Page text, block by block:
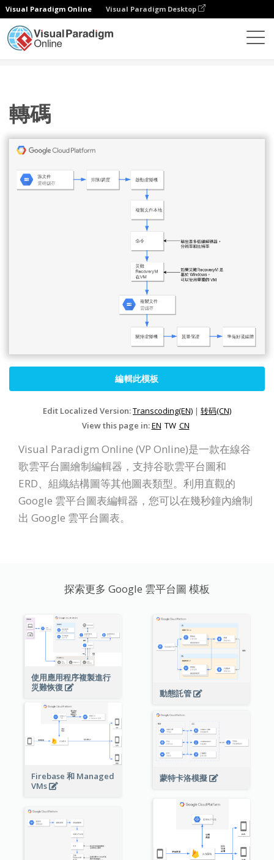
Visual Paradigm Online Visual Paradigm Desktop
轉碼
編輯此模板
Edit Localized Version:Transcoding(EN) | 转码(CN)
View this page in:EN TW CN
Visual Paradigm Online (VP Online)是一款在線谷
歌雲平台圖繪制編輯器，支持谷歌雲平台圖和
ERD、組織結構圖等其他圖表類型。利用直觀的
Google 雲平台圖表編輯器，您可以在幾秒鐘內繪制
出 Google 雲平台圖表。
探索更多 Google 雲平台圖 模板
使用應用程序複製進行
災難恢復
動態託管
Firebase 和 Managed
VMs
蒙特卡洛模擬